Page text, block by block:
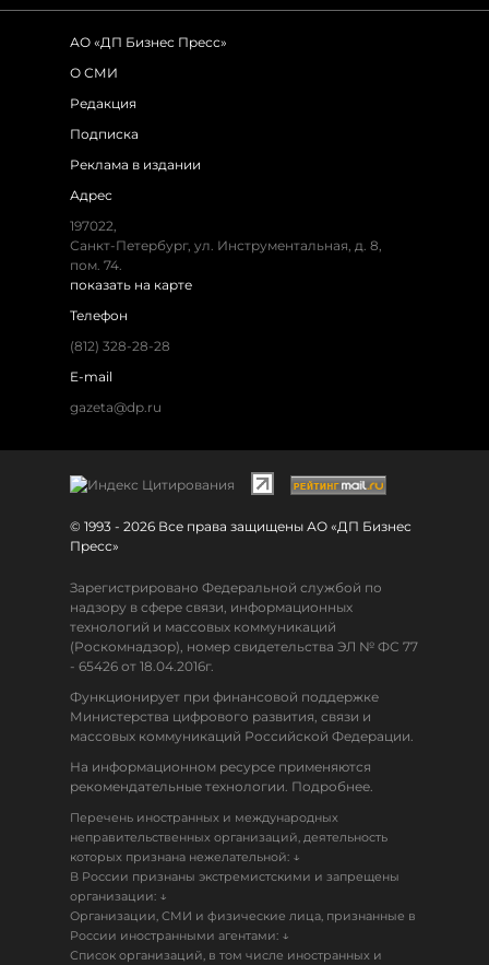
АО «ДП Бизнес Пресс»
О СМИ
Редакция
Подписка
Реклама в издании
Адрес
197022,
Санкт-Петербург, ул. Инструментальная, д. 8,
пом. 74.
показать на карте
Телефон
(812) 328-28-28
E-mail
gazeta@dp.ru
© 1993 - 2026 Все права защищены АО «ДП Бизнес
Пресс»
Зарегистрировано Федеральной службой по
надзору в сфере связи, информационных
технологий и массовых коммуникаций
(Роскомнадзор), номер свидетельства ЭЛ № ФС 77
- 65426 от 18.04.2016г.
Функционирует при финансовой поддержке
Министерства цифрового развития, связи и
массовых коммуникаций Российской Федерации.
На информационном ресурсе применяются
рекомендательные технологии. Подробнее.
Перечень иностранных и международных
неправительственных организаций, деятельность
которых признана нежелательной: ↓
В России признаны экстремистскими и запрещены
организации: ↓
Организации, СМИ и физические лица, признанные в
России иностранными агентами: ↓
Список организаций, в том числе иностранных и